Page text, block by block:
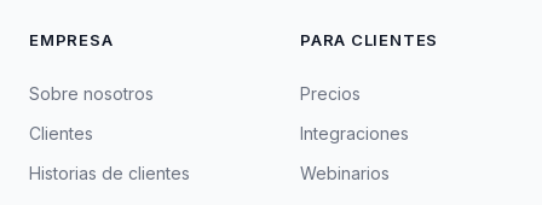
EMPRESA
Sobre nosotros
Clientes
Historias de clientes
PARA CLIENTES
Precios
Integraciones
Webinarios